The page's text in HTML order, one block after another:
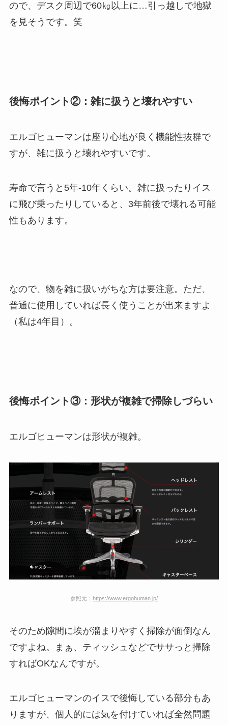
ので、デスク周辺で60㎏以上に…引っ越しで地獄
を見そうです。笑
後悔ポイント②：雑に扱うと壊れやすい
エルゴヒューマンは座り心地が良く機能性抜群で
すが、雑に扱うと壊れやすいです。
寿命で言うと5年-10年くらい。雑に扱ったりイス
に飛び乗ったりしていると、3年前後で壊れる可能
性もあります。
なので、物を雑に扱いがちな方は要注意。ただ、
普通に使用していれば長く使うことが出来ますよ
（私は4年目）。
後悔ポイント③：形状が複雑で掃除しづらい
エルゴヒューマンは形状が複雑。
参照元： https://www.ergohuman.jp/
そのため隙間に埃が溜まりやすく掃除が面倒なん
ですよね。まぁ、ティッシュなどでササっと掃除
すればOKなんですが。
エルゴヒューマンのイスで後悔している部分もあ
りますが、個人的には気を付けていれば全然問題